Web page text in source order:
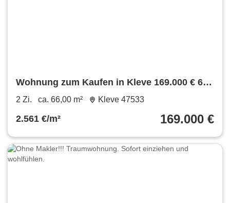
Wohnung zum Kaufen in Kleve 169.000 € 66
m²
2 Zi. ca. 66,00 m² Kleve 47533
2.561 €/m² 169.000 €